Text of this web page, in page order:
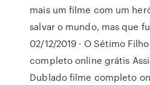
mais um filme com um
salvar o mundo, mas que
02/12/2019 · O Sétimo
completo online grátis
Dublado filme completo